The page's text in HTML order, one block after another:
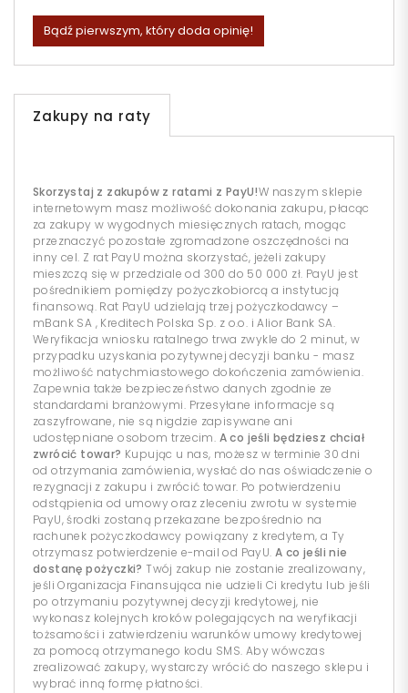
Bądź pierwszym, który doda opinię!
Zakupy na raty
Skorzystaj z zakupów z ratami z PayU!W naszym sklepie
internetowym masz możliwość dokonania zakupu, płacąc
za zakupy w wygodnych miesięcznych ratach, mogąc
przeznaczyć pozostałe zgromadzone oszczędności na
inny cel. Z rat PayU można skorzystać, jeżeli zakupy
mieszczą się w przedziale od 300 do 50 000 zł. PayU jest
pośrednikiem pomiędzy pożyczkobiorcą a instytucją
finansową. Rat PayU udzielają trzej pożyczkodawcy –
mBank SA , Kreditech Polska Sp. z o.o. i Alior Bank SA.
Weryfikacja wniosku ratalnego trwa zwykle do 2 minut, w
przypadku uzyskania pozytywnej decyzji banku - masz
możliwość natychmiastowego dokończenia zamówienia.
Zapewnia także bezpieczeństwo danych zgodnie ze
standardami branżowymi. Przesyłane informacje są
zaszyfrowane, nie są nigdzie zapisywane ani
udostępniane osobom trzecim. A co jeśli będziesz chciał
zwrócić towar? Kupując u nas, możesz w terminie 30 dni
od otrzymania zamówienia, wysłać do nas oświadczenie o
rezygnacji z zakupu i zwrócić towar. Po potwierdzeniu
odstąpienia od umowy oraz zleceniu zwrotu w systemie
PayU, środki zostaną przekazane bezpośrednio na
rachunek pożyczkodawcy powiązany z kredytem, a Ty
otrzymasz potwierdzenie e-mail od PayU. A co jeśli nie
dostanę pożyczki? Twój zakup nie zostanie zrealizowany,
jeśli Organizacja Finansująca nie udzieli Ci kredytu lub jeśli
po otrzymaniu pozytywnej decyzji kredytowej, nie
wykonasz kolejnych kroków polegających na weryfikacji
tożsamości i zatwierdzeniu warunków umowy kredytowej
za pomocą otrzymanego kodu SMS. Aby wówczas
zrealizować zakupy, wystarczy wrócić do naszego sklepu i
wybrać inną formę płatności.